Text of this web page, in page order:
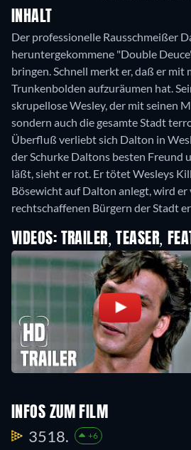
INHALT
Der professionelle Rausschmeißer
heruntergekommene "Double
bringen. Schnell merkt er, daß er mit
Trunkenbolden aufzuräumen hat.
skrupellose Wesley, der mit seinen
sondern auch die gesamte Stadt
Überfluß verliebt sich Dalton in
der Schurke Daltons besten Freund
läßt, sieht er rot. Er tötet Wesleys
Bösewicht auf Dalton anlegt, wird er
rechtschaffenen Bürgern der Stadt
VIDEOS: TRAILER, TEASER,
INFOS ZUM FILM
3518. +6